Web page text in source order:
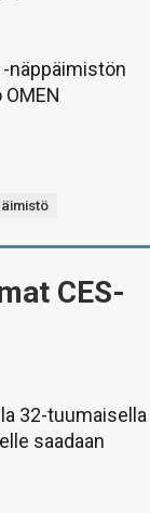
-näppäimistön
CES-
32-tuumaisella
saadaan